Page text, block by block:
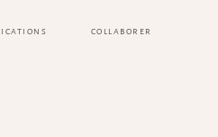
COLLABORER